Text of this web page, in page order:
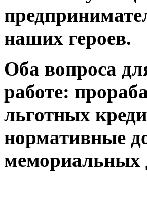
наших героев.
Оба вопроса
работе:
льготных
нормативные
мемориальных